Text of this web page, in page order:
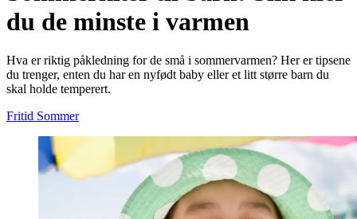
du de minste i varmen
Hva er riktig påkledning for de små i sommervarmen? Her er tipsene
du trenger, enten du har en nyfødt baby eller et litt større barn du
skal holde temperert.
Fritid Sommer